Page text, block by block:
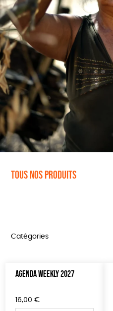
Tous nos produits
Catégories
MAISON
Par défaut
Nouveauté
0 € - 50 €
Couleur
AGENDA WEEKLY 2027
16,00 €